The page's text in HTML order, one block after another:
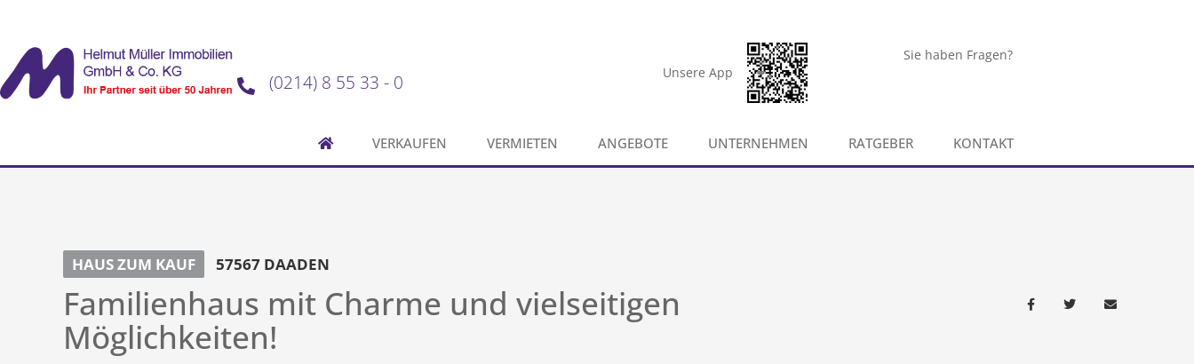
Unsere App
Sie haben Fragen?
(0214) 8 55 33 - 0
VERKAUFEN VERMIETEN ANGEBOTE UNTERNEHMEN RATGEBER KONTAKT
HAUS ZUM KAUF 57567 DAADEN
Familienhaus mit Charme und vielseitigen
Möglichkeiten!